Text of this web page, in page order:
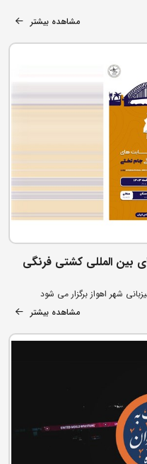
مشاهده بیشتر
بین المللی کشتی فرنگی
مشاهده بیشتر